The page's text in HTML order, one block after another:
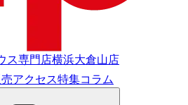
ス専門店横浜大倉山店
アクセス特集コラム